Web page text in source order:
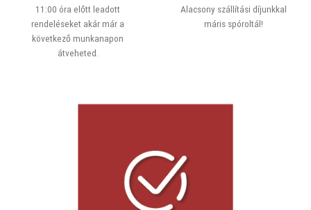
11:00 óra előtt leadott
rendeléseket akár már a
következő munkanapon
átveheted.
Alacsony szállítási díjunkkal
máris spóroltál!